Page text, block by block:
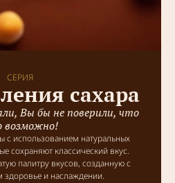
СЕРИЯ
сахара
Вы бы не поверили, что
возможно!
с использованием натуральных
сохраняют классический вкус.
палитру вкусов, созданную с
здоровье и наслаждении.